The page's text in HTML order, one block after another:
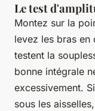
Le test
Montez sur la
levez les bras en
testent la
bonne intégrale
excessivement.
sous les